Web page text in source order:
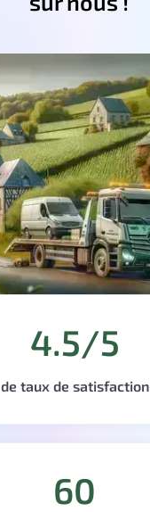
4.5/5
de taux de satisfaction
60